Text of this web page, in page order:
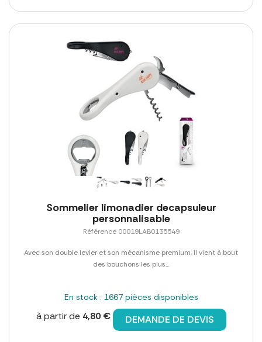
Sommelier limonadier decapsuleur
personnalisable
Référence 00019LAB0135549
Avec son double levier et son mécanisme premium, il vient à bout
des bouchons les plus...
En stock : 1667 pièces disponibles
à partir de 4,80 € DEMANDE DE DEVIS